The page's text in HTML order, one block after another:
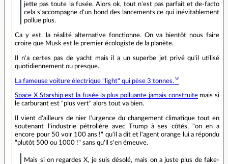
jette pas toute la fusée. Alors ok, tout n'est pas parfait et de-facto
cela s'accompagne d'un bond des lancements ce qui inévitablement
pollue plus.
Ca y est, la réalité alternative fonctionne. On va bientôt nous faire
croire que Musk est le premier écologiste de la planète.
Il n'a certes pas de yacht mais il a un superbe jet privé qu'il utilisé
quotidiennement ou presque.
La fameuse voiture électrique "light" qui pèse 3 tonnes.
Space X Starship est la fusée la plus polluante jamais construitemais si
le carburant est "plus vert" alors tout va bien.
Il vient d'ailleurs de nier l'urgence du changement climatique tout en
soutenant l'industrie pétrolière avec Trump à ses côtés, "on en a
encore pour 50 voir 100 ans !" qu'il a dit et l'agent orange lui a répondu
"plutôt 500 ou 1000 !" sans qu'il s'en émeuve.
Mais si on regardes X, je suis désolé, mais on a juste plus de fake-